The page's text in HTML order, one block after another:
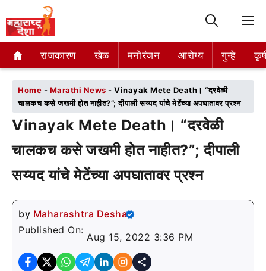
राजकारण खेळ मनोरंजन आरोग्य गुन्हे
राजकारण खेळ मनोरंजन आरोग्य गुन्हे
Home - Marathi News - Vinayak Mete Death। “दरवेळी
चालकच कसे जखमी होत नाहीत?”; दीपाली सय्यद यांचे मेटेंच्या अपघातावर प्रश्न
Vinayak Mete Death। “दरवेळी
चालकच कसे जखमी होत नाहीत?”; दीपाली
सय्यद यांचे मेटेंच्या अपघातावर प्रश्न
by Maharashtra Desha
Published On:
Aug 15, 2022 3:36 PM